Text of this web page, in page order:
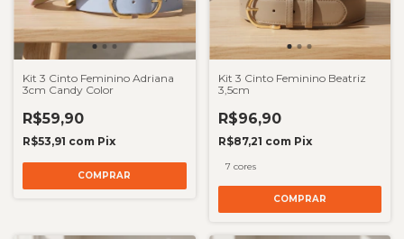
Kit 3 Cinto Feminino Adriana
3cm Candy Color
R$59,90
R$53,91 com Pix
COMPRAR
Kit 3 Cinto Feminino Beatriz
3,5cm
R$96,90
R$87,21 com Pix
7 cores
COMPRAR